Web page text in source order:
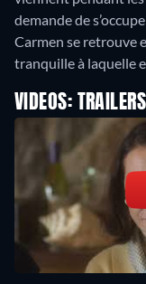
demande de
Carmen se retrouve
tranquille à laquelle
VIDEOS: